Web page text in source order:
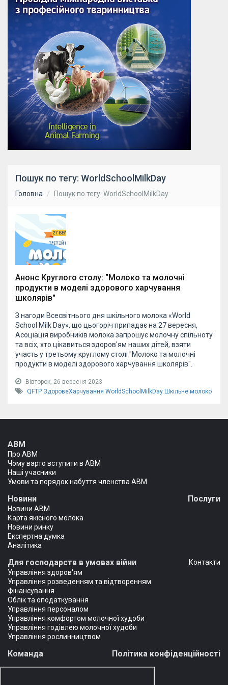
Пошук по тегу: WorldSchoolMilkDay
Головна Пошук по тегу: WorldSchoolMilkDay
Анонс Круглого столу: "Молоко та молочні
продукти в моделі здорового харчування
школярів"
З нагоди Всесвітнього дня шкільного молока «World
School Milk Day», що цьогоріч припадає на 27 вересня,
Асоціація виробників молока запрошує молочну спільноту
та всіх, хто цікавиться здоров'ям наших дітей, взяти
участь у третьому круглому столі "Молоко та молочні
продукти в моделі здорового харчування школярів".
Вівторок, 26 вересня 2023
QFTP ЗдоровеХарчування WorldSchoolMilkDay Шкільне молоко
АВМ
Про АВМ
Чому варто вступити в АВМ
Наші учасники
Умови та порядок набуття членства АВМ
Новини
Новини АВМ
Карта якісного молока
Новини ринку
Експертна думка
Аналітика
Послуги
Для господарств в умовах війни
Управління здоров'ям
Управління розведенням та відтворенням
Фінансування
Облік та оподаткування
Управління персоналом
Управління комфортом молочної худоби
Управління годівлею молочної худоби
Управління рослинництвом
Контакти
Команда Політика конфіденційності